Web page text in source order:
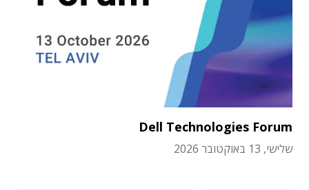
Dell Technologies Forum
שלישי, 13 באוקטובר 2026